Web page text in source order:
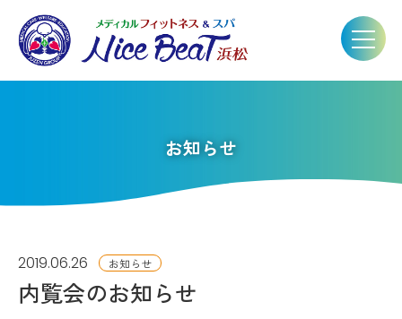
お知らせ
2019.06.26 お知らせ
内覧会のお知らせ